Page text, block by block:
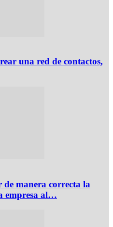
una red de contactos,
de manera correcta la
empresa al…